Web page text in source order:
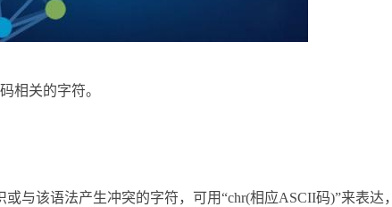
相关的字符。
与该语法产生冲突的字符，可用“chr(相应ASCII码)”来表达，